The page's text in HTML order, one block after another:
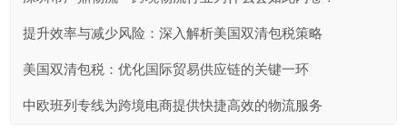
提升效率与减少风险：深入解析美国双清包税策略
美国双清包税：优化国际贸易供应链的关键一环
中欧班列专线为跨境电商提供快捷高效的物流服务